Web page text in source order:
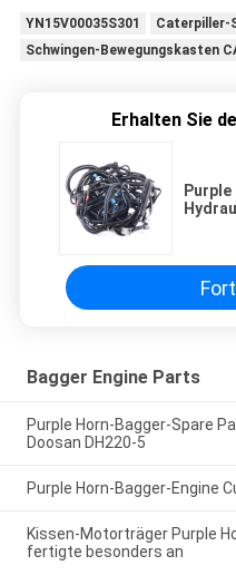
YN15V00035S301
Caterpiller-
Schwingen-Bewegungskasten
Erhalten Sie
Bagger Engine Parts
Purple Horn-Bagger-Spare
Doosan DH220-5
Purple Horn-Bagger-Engine
Kissen-Motorträger Purple
fertigte besonders an